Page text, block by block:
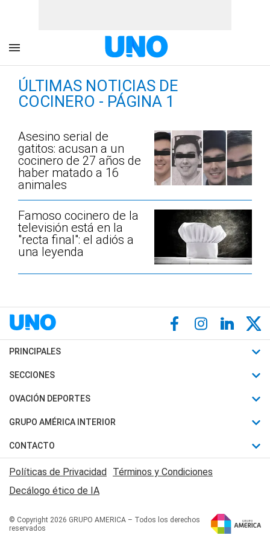
ÚLTIMAS NOTICIAS DE
COCINERO - PÁGINA 1
Asesino serial de
gatitos: acusan a un
cocinero de 27 años de
haber matado a 16
animales
Famoso cocinero de la
televisión está en la
"recta final": el adiós a
una leyenda
PRINCIPALES
Últimas Noticias
Política
Judiciales
Economia
SECCIONES
Horóscopo
Motores
Trucos caseros
Series y Películas
Edictos y Solicitadas
OVACIÓN DEPORTES
Fútbol
Mundial
Automovilismo
Rugby
Básquet
GRUPO AMÉRICA INTERIOR
Canal 7 en Vivo
San Juan 8
CONTACTO
Acerca de Nosotros
Contactanos
Políticas de Privacidad
Términos y Condiciones
Decálogo ético de IA
© Copyright 2026 GRUPO AMERICA – Todos los derechos
reservados